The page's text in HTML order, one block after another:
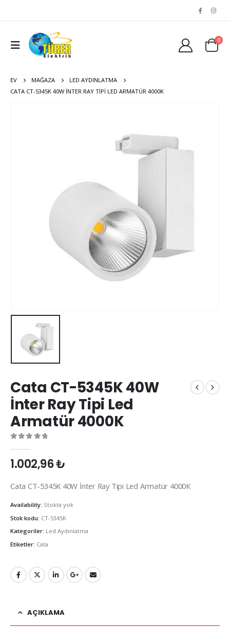
0
EV MAĞAZA
LED AYDINLATMA
CATA CT-5345K 40W İNTER RAY TIPI LED ARMATÜR 4000K
Cata CT-5345K 40W
İnter Ray Tipi Led
Armatür 4000K
1.002,96₺
Cata CT-5345K 40W İnter Ray Tipi Led Armatür 4000K
Availability: Stokta yok
Stok kodu: CT-5345K
Kategoriler: Led Aydınlatma
Etiketler: Cata
AÇIKLAMA